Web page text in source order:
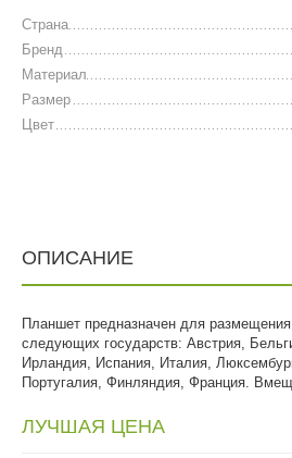
Страна
Бренд
Материал
Размер
Цвет
ОПИСАНИЕ
Планшет предназначен для
следующих государств: Австрия,
Ирландия, Испания, Италия,
Португалия, Финляндия, Франция.
ЛУЧШАЯ ЦЕНА